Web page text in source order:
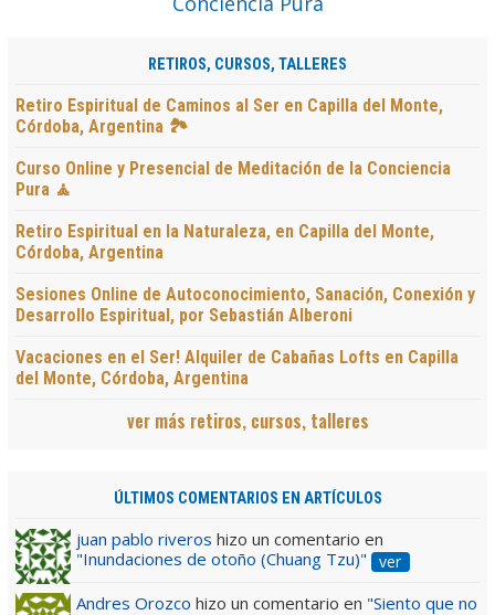
RETIROS, CURSOS, TALLERES
Retiro Espiritual de Caminos al Ser en Capilla del Monte,
Córdoba, Argentina 🏞️
Curso Online y Presencial de Meditación de la Conciencia
Pura 🧘
Retiro Espiritual en la Naturaleza, en Capilla del Monte,
Córdoba, Argentina
Sesiones Online de Autoconocimiento, Sanación, Conexión y
Desarrollo Espiritual, por Sebastián Alberoni
Vacaciones en el Ser! Alquiler de Cabañas Lofts en Capilla
del Monte, Córdoba, Argentina
ver más retiros, cursos, talleres
ÚLTIMOS COMENTARIOS EN ARTÍCULOS
juan pablo riveros hizo un comentario en
"Inundaciones de otoño (Chuang Tzu)"
ver
Andres Orozco hizo un comentario en "Siento que no